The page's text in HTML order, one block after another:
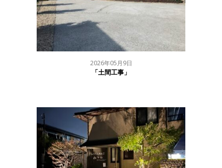
2026年05月9日
「土間工事」